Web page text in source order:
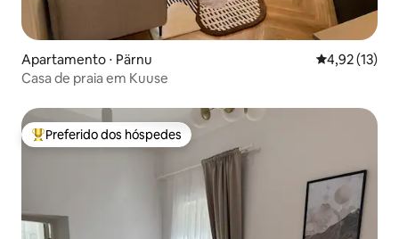
Apartamento ⋅ Pärnu 4,92 de uma
4,92 (13)
Casa de praia em Kuuse
Entre os melhores preferidos dos hóspedes
Preferido dos hóspedes